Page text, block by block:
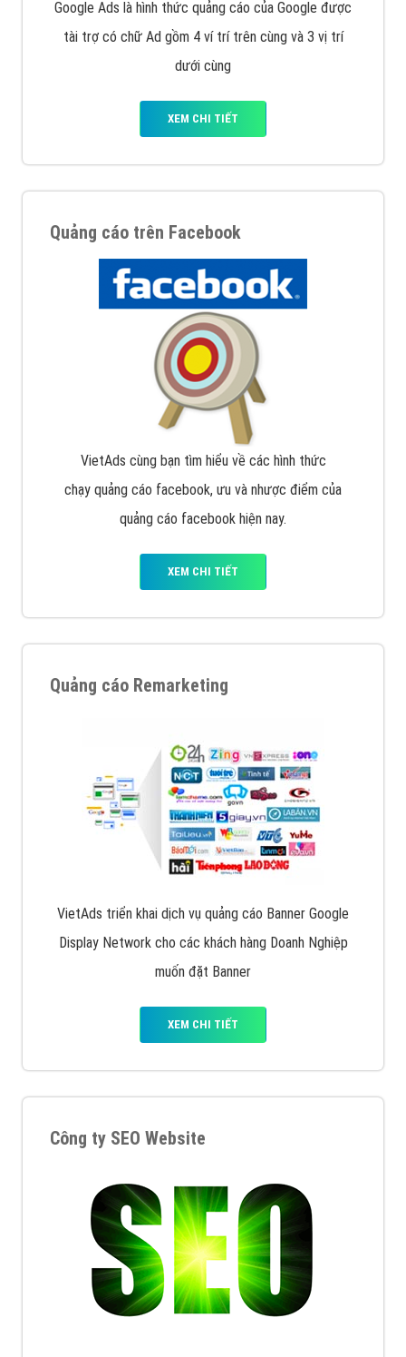
Google Ads là hình thức quảng cáo của Google được
tài trợ có chữ Ad gồm 4 ví trí trên cùng và 3 vị trí
dưới cùng
XEM CHI TIẾT
Quảng cáo trên Facebook
VietAds cùng bạn tìm hiểu về các hình thức
chạy quảng cáo facebook, ưu và nhược điểm của
quảng cáo facebook hiện nay.
XEM CHI TIẾT
Quảng cáo Remarketing
VietAds triển khai dịch vụ quảng cáo Banner Google
Display Network cho các khách hàng Doanh Nghiệp
muốn đặt Banner
XEM CHI TIẾT
Công ty SEO Website